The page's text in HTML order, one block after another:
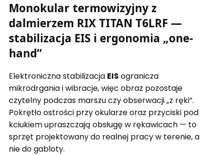
Monokular termowizyjny z
dalmierzem RIX TITAN T6LRF —
stabilizacja EIS i ergonomia „one-
hand”
Elektroniczna stabilizacja EIS ogranicza
mikrodrgania i wibracje, więc obraz pozostaje
czytelny podczas marszu czy obserwacji „z ręki”.
Pokrętło ostrości przy okularze oraz przyciski pod
kciukiem upraszczają obsługę w rękawicach — to
sprzęt projektowany do realnej pracy w terenie, a
nie do gabloty.